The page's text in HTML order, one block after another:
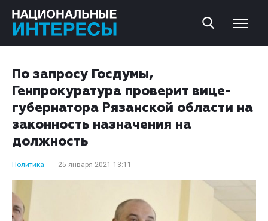
По запросу Госдумы,
Генпрокуратура проверит вице-
губернатора Рязанской области на
законность назначения на
должность
Политика 25 января 2021 13:11